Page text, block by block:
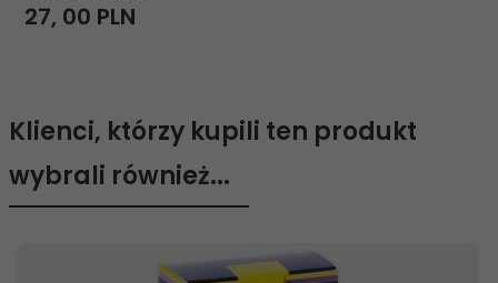
27, 00 PLN
Klienci, którzy kupili ten produkt
wybrali również...